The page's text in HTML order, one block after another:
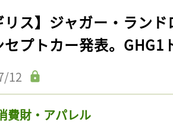
リス】ジャガー・ラン
セプトカー発表。GHG1
12
費財・アパレル